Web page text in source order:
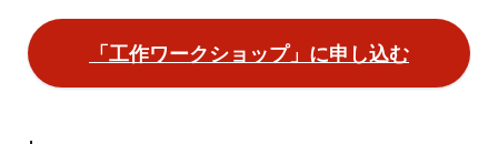
「工作ワークショップ」に申し込む